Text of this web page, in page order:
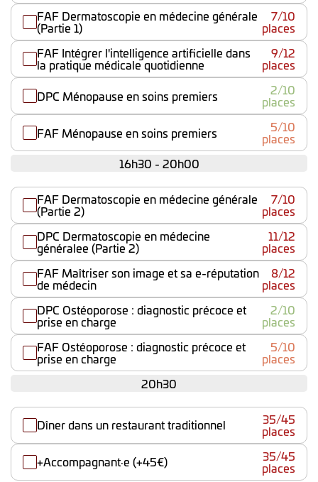
FAF Dermatoscopie en médecine générale
(Partie 1)
7/10
places
FAF Intégrer l'intelligence artificielle dans
la pratique médicale quotidienne
9/12
places
DPC Ménopause en soins premiers
2/10
places
FAF Ménopause en soins premiers
5/10
places
16h30 - 20h00
FAF Dermatoscopie en médecine générale
(Partie 2)
7/10
places
DPC Dermatoscopie en médecine
généralee (Partie 2)
11/12
places
FAF Maîtriser son image et sa e-réputation
de médecin
8/12
places
DPC Ostéoporose : diagnostic précoce et
prise en charge
2/10
places
FAF Ostéoporose : diagnostic précoce et
prise en charge
5/10
places
20h30
Dîner dans un restaurant traditionnel 35/45
places
+Accompagnant·e (+45€)
35/45
places